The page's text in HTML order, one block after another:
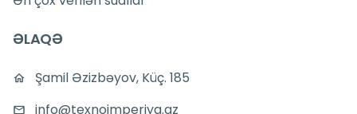
ƏLAQƏ
Şamil Əzizbəyov, Küç. 185
info@texnoimperiya.az